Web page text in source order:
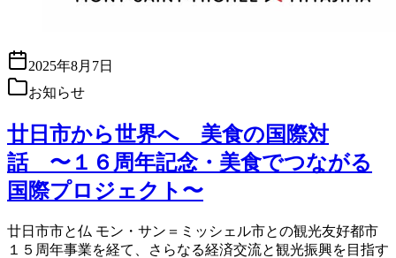
2025年8月7日
お知らせ
廿日市から世界へ 美食の国際対
話 〜１６周年記念・美食でつながる
国際プロジェクト〜
廿日市市と仏 モン・サン＝ミッシェル市との観光友好都市
１５周年事業を経て、さらなる経済交流と観光振興を目指す